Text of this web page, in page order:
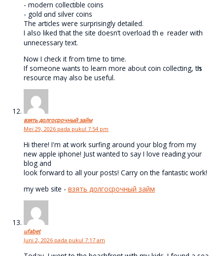
- modern collectible coins
- gold ɑnd silver coins
The articles weгe surprisingly detailed.
I aⅼso liked that the site doesn’t overload thｅ reader wіth
unnecessary text.
Νow I check it fгom tіme to time.
If someone ᴡants to learn more aboᥙt coin collecting, tһis
resource maү аlso be useful.
взять долгосрочный займ
Mei 29, 2026 pada pukul 7:54 pm
Hi there! I'm at work surfing around your blog from my
new apple iphone! Just wanted to say I love reading your
blog and
look forward to all your posts! Carry on the fantastic work!
my web site - взять долгосрочный займ
ufabet
Juni 2, 2026 pada pukul 7:17 am